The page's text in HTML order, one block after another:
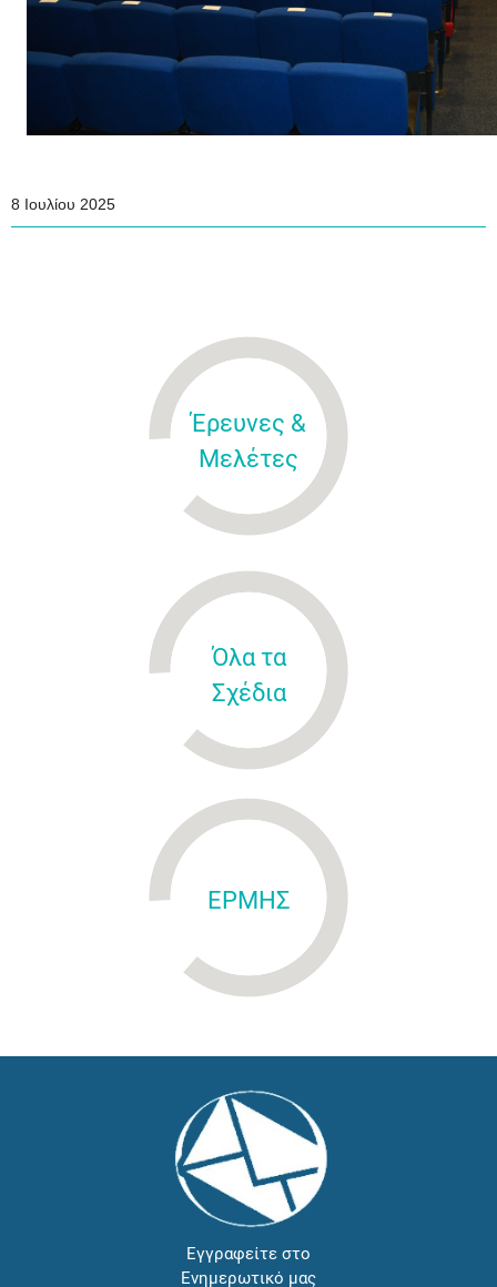
8 Ιουλίου 2025
Έρευνες &
Μελέτες
Όλα τα
Σχέδια
ΕΡΜΗΣ
Εγγραφείτε στο
Ενημερωτικό μας